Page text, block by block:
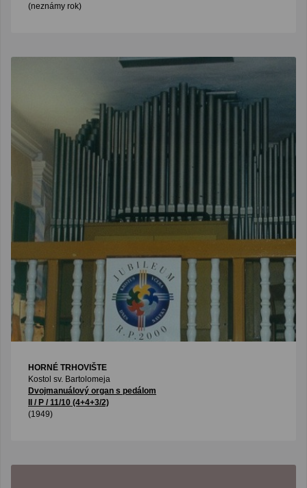
(neznámy rok)
HORNÉ TRHOVIŠTE
Kostol sv. Bartolomeja
Dvojmanuálový organ s pedálom
II / P / 11/10 (4+4+3/2)
(1949)